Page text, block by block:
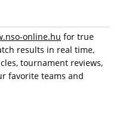
online.hu for true
results in real time,
tournament reviews,
favorite teams and